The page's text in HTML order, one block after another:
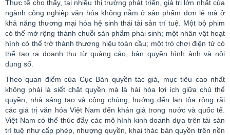
Thực tế cho thấy, tại nhiều thị trường phát triển, giá trị lớn nhất của
ngành công nghiệp văn hóa không nằm ở sản phẩm đơn lẻ mà ở
khả năng thương mại hóa hệ sinh thái tài sản trí tuệ. Một bộ phim
có thể mở rộng thành chuỗi sản phẩm phái sinh; một nhân vật hoạt
hình có thể trở thành thương hiệu toàn cầu; một trò chơi điện tử có
thể tạo ra doanh thu từ quảng cáo, bản quyền hình ảnh và nội
dung số.
Theo quan điểm của Cục Bản quyền tác giả, mục tiêu cao nhất
không phải là siết chặt quyền mà là hài hòa lợi ích giữa chủ thể
quyền, nhà sáng tạo và công chúng, hướng đến lan tỏa rộng rãi
các giá trị văn hóa Việt Nam đến khán giả trong nước và quốc tế.
Việt Nam có thể thúc đẩy các mô hình kinh doanh dựa trên tài sản
trí tuệ như cấp phép, nhượng quyền, khai thác bản quyền trên nền